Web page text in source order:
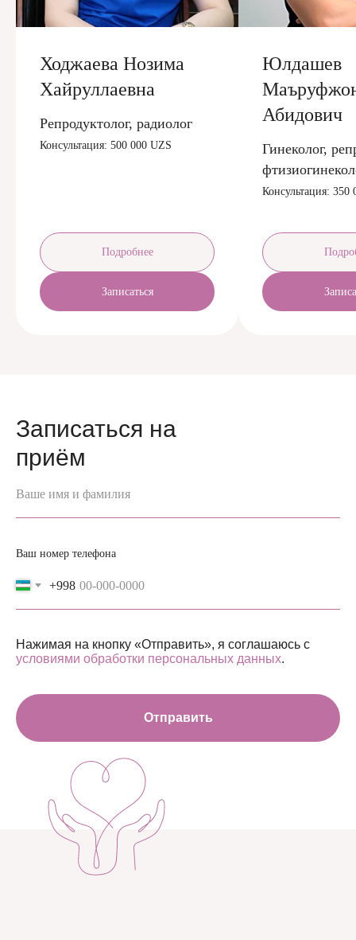
Ходжаева Нозима
Хайруллаевна
Репродуктолог, радиолог
Консультация: 500 000 UZS
Подробнее
Записаться
Юлдашев
Абидович
Гинеколог,
Консультация: 350
Записаться на
приём
Ваше имя и фамилия
Ваш номер телефона
+998
Нажимая на кнопку «Отправить», я соглашаюсь с
условиями обработки персональных данных.
Отправить